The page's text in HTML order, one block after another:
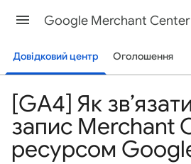
Довідковий центр Оголошення
[GA4] Як
запис Merchant
ресурсом